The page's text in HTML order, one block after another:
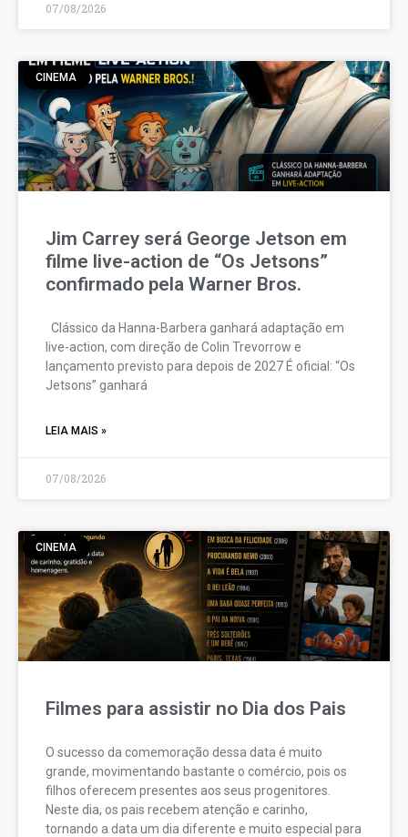
07/08/2026
CINEMA
Jim Carrey será George Jetson em
filme live-action de “Os Jetsons”
confirmado pela Warner Bros.
Clássico da Hanna-Barbera ganhará adaptação em
live-action, com direção de Colin Trevorrow e
lançamento previsto para depois de 2027 É oficial: “Os
Jetsons” ganhará
LEIA MAIS »
07/08/2026
CINEMA
Filmes para assistir no Dia dos Pais
O sucesso da comemoração dessa data é muito
grande, movimentando bastante o comércio, pois os
filhos oferecem presentes aos seus progenitores.
Neste dia, os pais recebem atenção e carinho,
tornando a data um dia diferente e muito especial para